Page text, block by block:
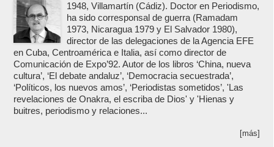
1948, Villamartín (Cádiz). Doctor en Periodismo,
ha sido corresponsal de guerra (Ramadam
1973, Nicaragua 1979 y El Salvador 1980),
director de las delegaciones de la Agencia EFE
en Cuba, Centroamérica e Italia, así como director de
Comunicación de Expo’92. Autor de los libros ‘China, nueva
cultura’, ‘El debate andaluz’, ‘Democracia secuestrada’,
‘Políticos, los nuevos amos’, ‘Periodistas sometidos’, 'Las
revelaciones de Onakra, el escriba de Dios' y 'Hienas y
buitres, periodismo y relaciones...
[más]